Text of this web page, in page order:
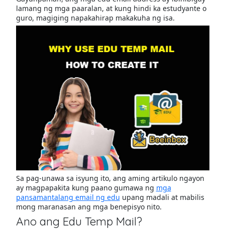
lamang ng mga paaralan, at kung hindi ka estudyante o
guro, magiging napakahirap makakuha ng isa.
Sa pag-unawa sa isyung ito, ang aming artikulo ngayon
ay magpapakita kung paano gumawa ng mga
pansamantalang email ng edu upang madali at mabilis
mong maranasan ang mga benepisyo nito.
Ano ang Edu Temp Mail?